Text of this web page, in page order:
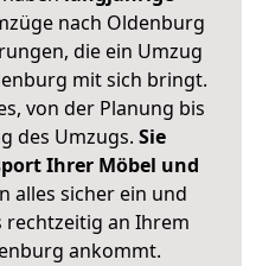
nach Oldenburg
die ein Umzug
mit sich bringt.
von der Planung bis
des Umzugs. Sie
Ihrer Möbel und
alles sicher ein und
rechtzeitig an Ihrem
ankommt.